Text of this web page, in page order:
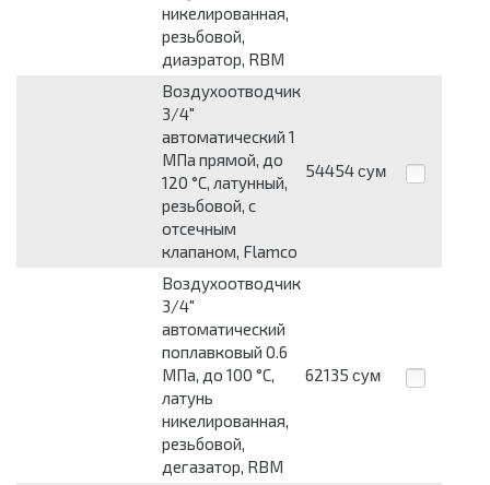
никелированная,
резьбовой,
диаэратор, RBM
Воздухоотводчик
3/4"
автоматический 1
МПа прямой, до
120 °C, латунный,
резьбовой, с
отсечным
клапаном, Flamco
54454 сум
Воздухоотводчик
3/4"
автоматический
поплавковый 0.6
МПа, до 100 °C,
латунь
никелированная,
резьбовой,
дегазатор, RBM
62135 сум